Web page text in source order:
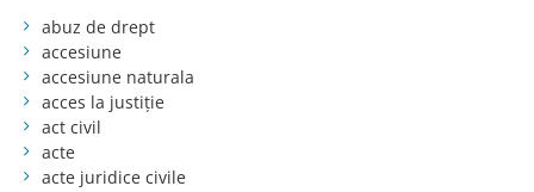
abuz de drept
accesiune
accesiune naturala
acces la justiție
act civil
acte
acte juridice civile